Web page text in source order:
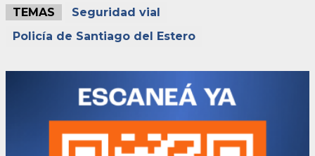
TEMAS
Seguridad vial
Policía de Santiago del Estero